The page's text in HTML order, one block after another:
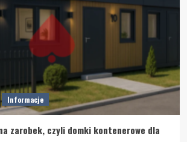
Informacje
zarobek, czyli domki kontenerowe dla